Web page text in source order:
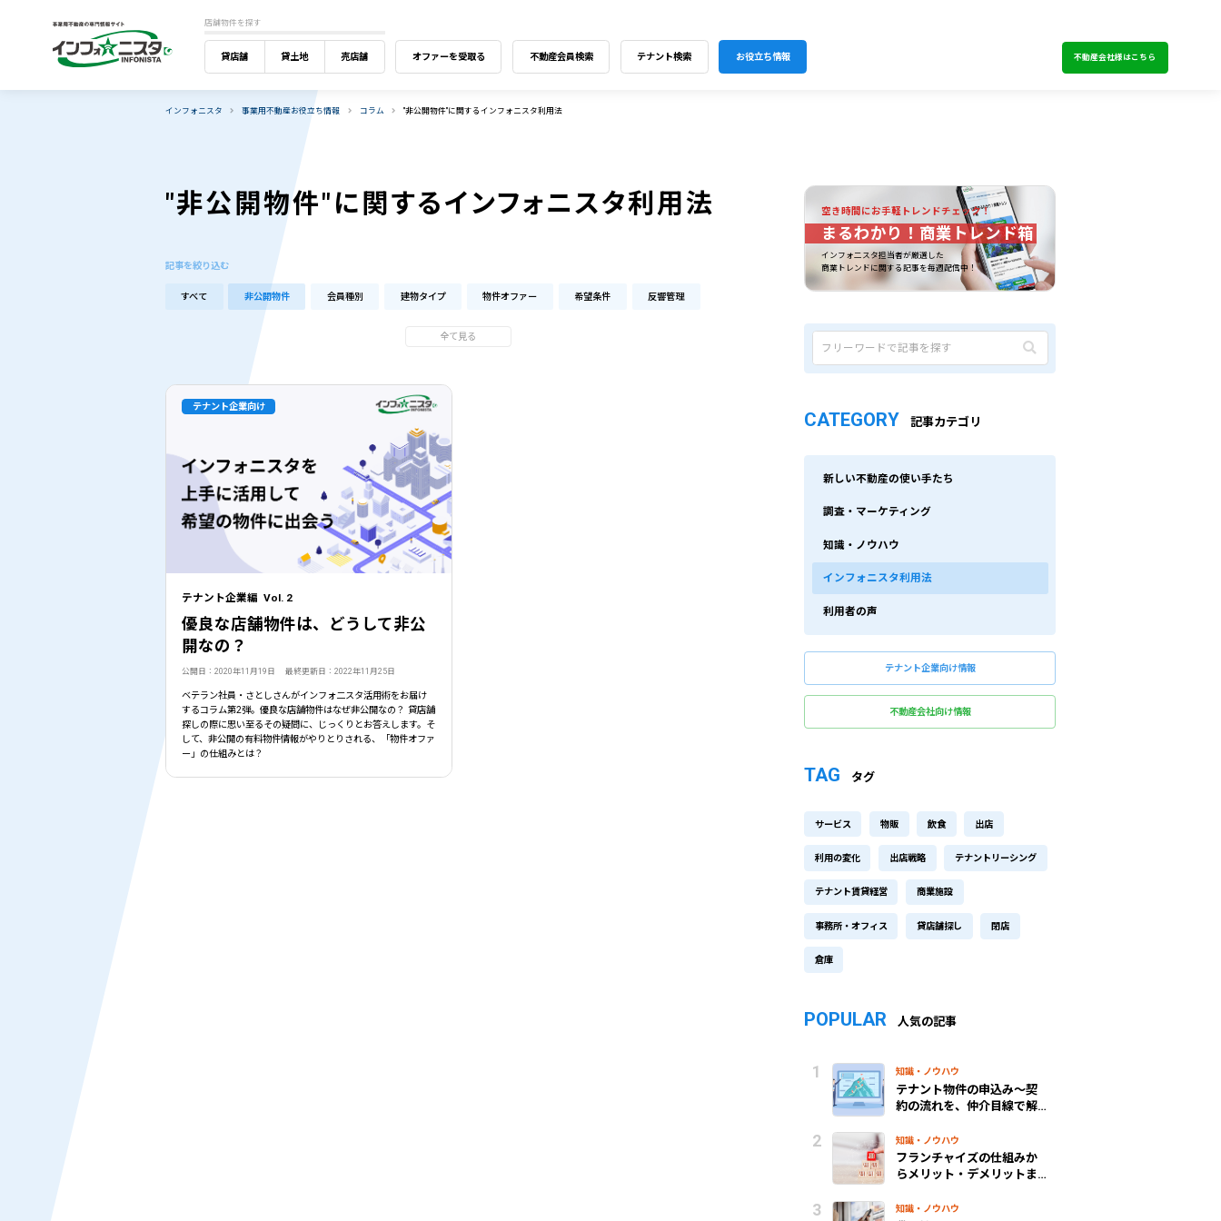
店舗物件を探す
貸店舗 貸土地 売店舗 オファーを受取る 不動産会員検索 テナント検索 お役立ち情報 不動産会社様はこちら
インフォニスタ 事業用不動産お役立ち情報 コラム "非公開物件"に関するインフォニスタ利用法
"非公開物件"に関するインフォニスタ利用法
記事を絞り込む
すべて 非公開物件 会員種別 建物タイプ 物件オファー 希望条件 反響管理
全て見る
テナント企業編 Vol. 2
優良な店舗物件は、どうして非公
開なの？
公開日：2020年11月19日 最終更新日：2022年11月25日
ベテラン社員・さとしさんがインフォ二スタ活用術をお届け
するコラム第2弾。優良な店舗物件はなぜ非公開なの？ 貸店舗
探しの際に思い至るその疑問に、じっくりとお答えします。そ
して、非公開の有料物件情報がやりとりされる、「物件オファ
ー」の仕組みとは？
テナント企業向け
空き時間にお手軽トレンドチェック！
まるわかり！商業トレンド箱
インフォ二スタ担当者が厳選した
商業トレンドに関する記事を毎週配信中！
CATEGORY 記事カテゴリ
新しい不動産の使い手たち
調査・マーケティング
知識・ノウハウ
インフォニスタ利用法
利用者の声
テナント企業向け情報
不動産会社向け情報
TAG タグ
サービス 物販 飲食 出店
利用の変化 出店戦略 テナントリーシング
テナント賃貸経営 商業施設
事務所・オフィス 貸店舗探し 閉店
倉庫
POPULAR 人気の記事
知識・ノウハウ
テナント物件の申込み～契
約の流れを、仲介目線で解
知識・ノウハウ
フランチャイズの仕組みか
らメリット・デメリットま
知識・ノウハウ